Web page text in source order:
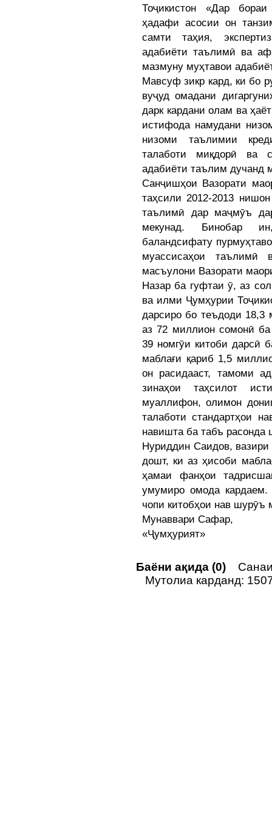
Тоҷикистон «Дар
ҳадафи асосии он
самти таҳия,
адабиёти таълимӣ ва
мазмуну муҳтавои
Мавсуф зикр кард, ки бо
вуҷуд омадани
дарк кардани олам ва
истифода намудани
низоми таълимии
талаботи миқдорӣ ва
адабиёти таълим дучанд
Санҷишҳои Вазорати
таҳсили 2012-2013
таълимӣ дар маҷмӯъ
мекунад. Бинобар
баландсифату
муассисаҳои таълимӣ
масъулони Вазорати
Назар ба гуфтаи ӯ, аз
ва илми Ҷумҳурии
дарсиро бо теъдоди 18,3
аз 72 миллион сомонӣ
39 номгӯи китоби дарсӣ
маблағи қариб 1,5
он расидааст, тамоми
зинаҳои таҳсилот
муаллифон, олимон
талаботи стандартҳои
навишта ба табъ расонда
Нуриддин Саидов,
дошт, ки аз ҳисоби
ҳамаи фанҳои
умумиро омода
чопи китобҳои нав шурӯъ
Мунаввари Сафар,
«Ҷумҳурият»
Баёни ақида (0)
Мутолиа карданд: